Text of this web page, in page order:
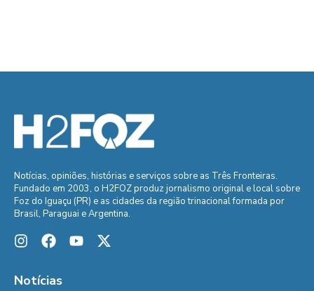
Notícias, opiniões, histórias e serviços sobre as Três Fronteiras.
Fundado em 2003, o H2FOZ produz jornalismo original e local sobre
Foz do Iguaçu (PR) e as cidades da região trinacional formada por
Brasil, Paraguai e Argentina.
Notícias